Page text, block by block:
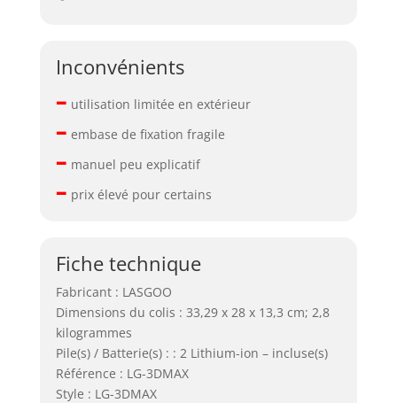
Inconvénients
– utilisation limitée en extérieur
– embase de fixation fragile
– manuel peu explicatif
– prix élevé pour certains
Fiche technique
Fabricant : LASGOO
Dimensions du colis : 33,29 x 28 x 13,3 cm; 2,8
kilogrammes
Pile(s) / Batterie(s) : : 2 Lithium-ion – incluse(s)
Référence : LG-3DMAX
Style : LG-3DMAX